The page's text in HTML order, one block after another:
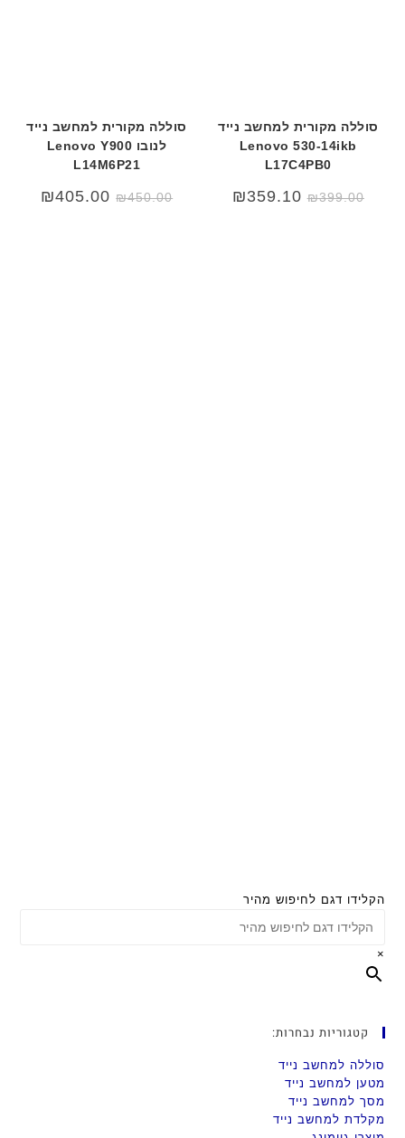
סוללה מקורית למחשב נייד
Lenovo 530-14ikb
L17C4PB0
₪399.00
₪359.10
סוללה מקורית למחשב נייד
לנובו Lenovo Y900
L14M6P21
המחיר
המקורי
₪450.00
המחיר
הנוכחי
₪405.00
הקלידו דגם לחיפוש מהיר
×
קטגוריות נבחרות:
סוללה למחשב נייד
מטען למחשב נייד
מסך למחשב נייד
מקלדת למחשב נייד